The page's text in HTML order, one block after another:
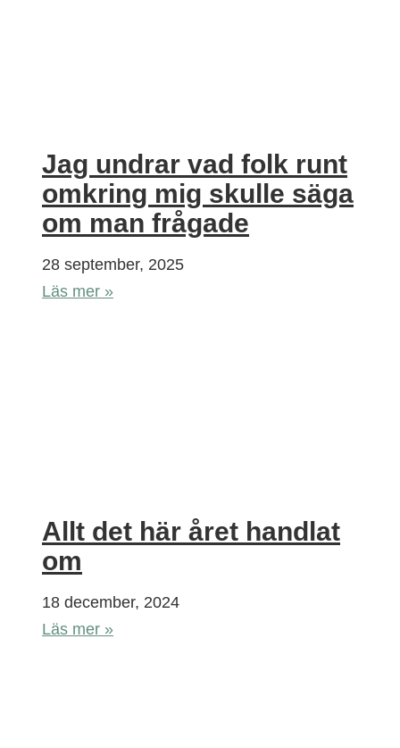
Jag undrar vad folk runt
omkring mig skulle säga
om man frågade
28 september, 2025
Läs mer »
Allt det här året handlat
om
18 december, 2024
Läs mer »